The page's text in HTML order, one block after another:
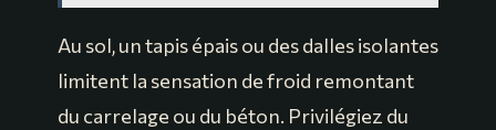
Au sol, un tapis épais ou des dalles isolantes
limitent la sensation de froid remontant
du carrelage ou du béton. Privilégiez du